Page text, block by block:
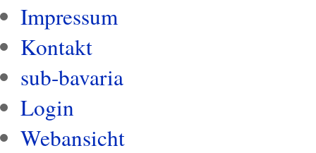
Impressum
Kontakt
sub-bavaria
Login
Webansicht